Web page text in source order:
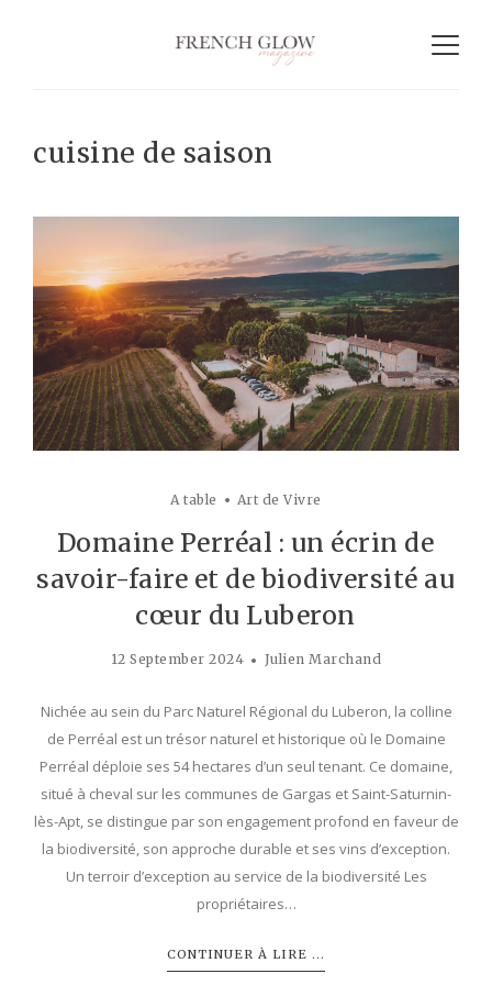
cuisine de saison
A table Art de Vivre
Domaine Perréal : un écrin de
savoir-faire et de biodiversité au
cœur du Luberon
12 September 2024 Julien Marchand
Nichée au sein du Parc Naturel Régional du Luberon, la colline
de Perréal est un trésor naturel et historique où le Domaine
Perréal déploie ses 54 hectares d’un seul tenant. Ce domaine,
situé à cheval sur les communes de Gargas et Saint-Saturnin-
lès-Apt, se distingue par son engagement profond en faveur de
la biodiversité, son approche durable et ses vins d’exception.
Un terroir d’exception au service de la biodiversité Les
propriétaires…
CONTINUER À LIRE ...